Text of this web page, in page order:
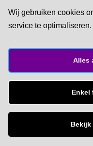
FOTO'S VAN
Wij gebruiken cookies
service te optimaliseren.
Alles
Enkel
Bekijk